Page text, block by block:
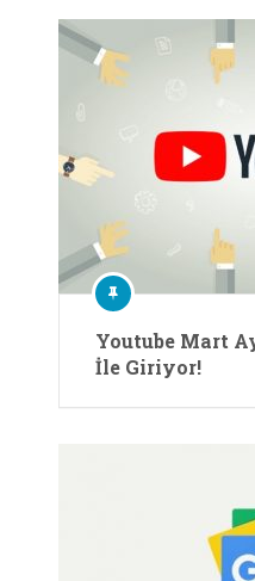
Youtube Mart
İle Giriyor!